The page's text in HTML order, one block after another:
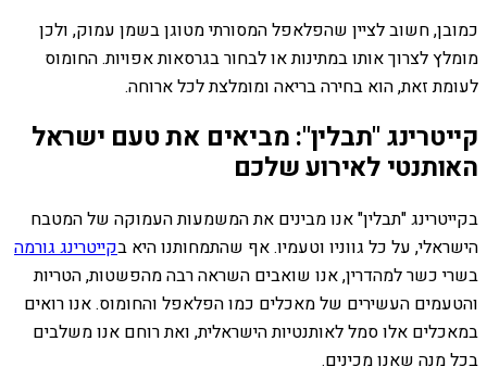
כמובן, חשוב לציין שהפלאפל המסורתי מטוגן בשמן עמוק, ולכן
מומלץ לצרוך אותו במתינות או לבחור בגרסאות אפויות. החומוס
לעומת זאת, הוא בחירה בריאה ומומלצת לכל ארוחה.
קייטרינג "תבלין": מביאים את טעם ישראל
האותנטי לאירוע שלכם
בקייטרינג "תבלין" אנו מבינים את המשמעות העמוקה של המטבח
הישראלי, על כל גווניו וטעמיו. אף שהתמחותנו היא בקייטרינג גורמה
בשרי כשר למהדרין, אנו שואבים השראה רבה מהפשטות, הטריות
והטעמים העשירים של מאכלים כמו הפלאפל והחומוס. אנו רואים
במאכלים אלו סמל לאותנטיות הישראלית, ואת רוחם אנו משלבים
בכל מנה שאנו מכינים.